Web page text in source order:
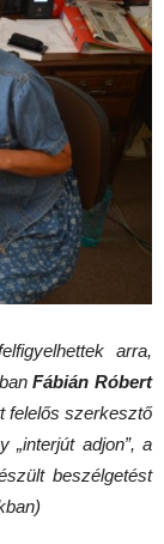
arra,
Fábián Róbert
felelős szerkesztő
„interjút adjon”, a
beszélgetést